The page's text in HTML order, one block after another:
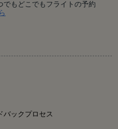
でもどこでもフライトの予約
バックプロセス